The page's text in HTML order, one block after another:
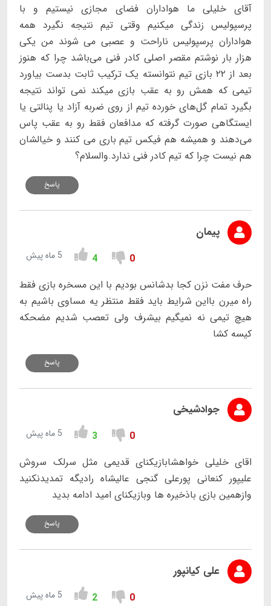
آقای خلیلی ما هواداران فضای مجازی نیستیم و با
پرسپولیس زندگی میکنیم وقتی تیم نتیجه نگیرد همه
هواداران پرسپولیس ناراحت و عصبی می شوند من یکی
هزار بار نوشتم مقصر اصلی کادر فنی می‌باشد چرا که هنوز
بعد از ۲۲ بازی تیم نتوانسته یک ترکیب ثابت بدست بیاورد
تیمی که همش رو به عقب بازی میکند نمی تواند نتیجه
بگیرد تمام گل‌های خورده تیم از روی ضربه آزاد یا پنالتی یا
ایستگاهی صورت گرفته که مدافعان فقط رو به عقب پاس
می‌دهند و همیشه هم فیکس تیم باری می کنند و خیالشان
هم نیست چرا که تیم کادر فنی ندارد.والسلام؟
پاسخ
پیمان
0
4 5 ماه پیش
حرف مفت نزن کجا بدشانس بودیم با این مسخره بازی فقط
راه میرن بااین شرایط باید فقط منتظر یه مساوی باشیم به
هیچ تیمی نه نمیگیم بیشرف ولی تعصب شدیم مضحکه
کیسه کشا
پاسخ
جوادشیخی
0
3 5 ماه پیش
اقای خلیلی خواهشابازیکنای قدیمی مثل سرلک سروش
علیپور کنعانی پورعلی گنجی عالیشاه رادیگه تمدیدنکنید
وازهمین بازی باذخیره ها وبازیکنای امید ادامه بدید
پاسخ
علی کیانپور
0
2 5 ماه پیش